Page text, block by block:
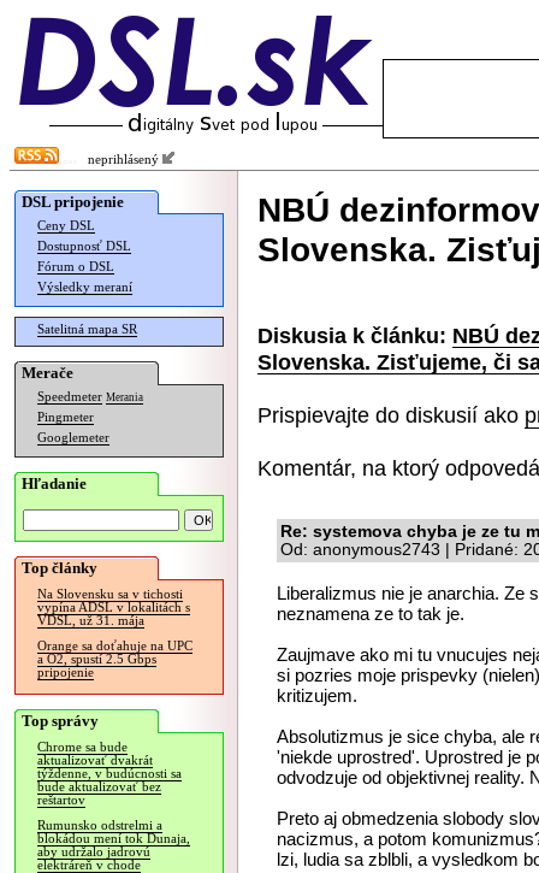
neprihlásený
DSL pripojenie
Ceny DSL
Dostupnosť DSL
Fórum o DSL
Výsledky meraní
Satelitná mapa SR
Merače
Speedmeter Merania
Pingmeter
Googlemeter
Hľadanie
Top články
Na Slovensku sa v tichosti
vypína ADSL v lokalitách s
VDSL, už 31. mája
Orange sa doťahuje na UPC
a O2, spustí 2.5 Gbps
pripojenie
Top správy
Chrome sa bude
aktualizovať dvakrát
týždenne, v budúcnosti sa
bude aktualizovať bez
reštartov
Rumunsko odstrelmi a
blokádou mení tok Dunaja,
aby udržalo jadrovú
elektráreň v chode
NBÚ
Slovenska.
Diskusia k článku: NBÚ
Slovenska. Zisťujeme, či
Prispievajte do diskusií ako
Komentár, na ktorý
Re: systemova chyba je ze tu
Od: anonymous2743 | Pridané:
Liberalizmus nie je anarchia. Ze
neznamena ze to tak je.
Zaujmave ako mi tu vnucujes
si pozries moje prispevky
kritizujem.
Absolutizmus je sice chyba, ale
'niekde uprostred'. Uprostred je
odvodzuje od objektivnej reality.
Preto aj obmedzenia slobody
nacizmus, a potom
lzi, ludia sa zblbli, a vysledkom